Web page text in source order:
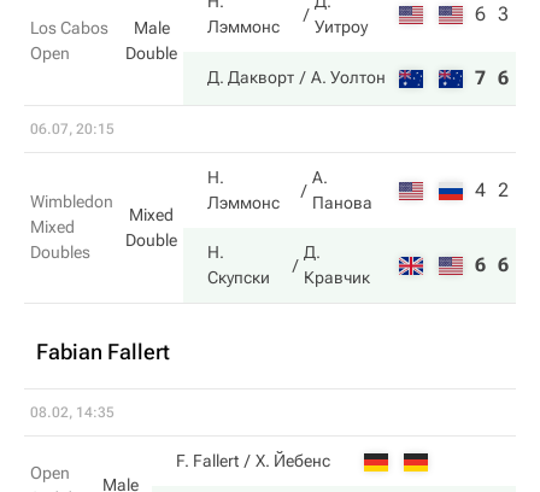
Los Cabos
Open
Male
Double
Лэммонс
Уитроу
6 3
Д. Дакворт А. Уолтон 7 6
06.07, 20:15
Wimbledon
Mixed
Doubles
Mixed
Double
Н.
Лэммонс
А.
Панова
4 2
Н.
Скупски
Д.
Кравчик
6 6
Fabian Fallert
08.02, 14:35
Open
Male
F. Fallert Х. Йебенс